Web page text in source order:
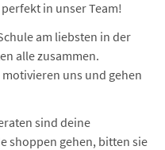
in unser Team!
am liebsten in der
alle zusammen.
uns und gehen
sind deine
shoppen gehen, bitten sie